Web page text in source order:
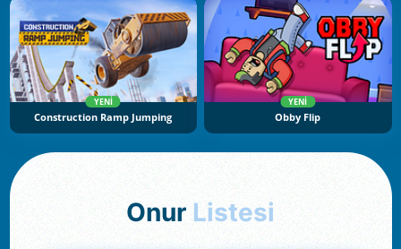
YENI
Construction Ramp Jumping
YENI
Obby Flip
Onur Listesi